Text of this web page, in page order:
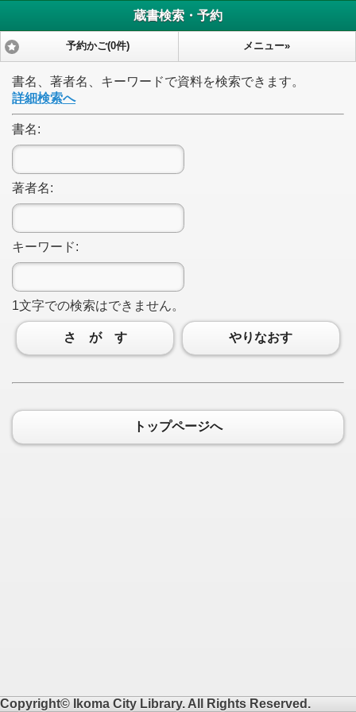
蔵書検索・予約
予約かご(0件) メニュー»
書名、著者名、キーワードで資料を検索できます。
詳細検索へ
書名:
著者名:
キーワード:
1文字での検索はできません。
さ が す やりなおす
トップページへ
Copyright© Ikoma City Library. All Rights Reserved.